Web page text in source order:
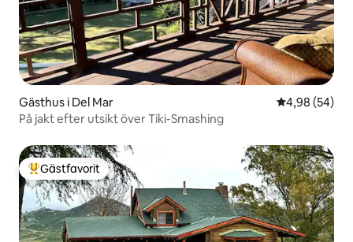
Gästhus i Del Mar 4,98 av 5 i
4,98 (54)
På jakt efter utsikt över Tiki-Smashing
Populär gästfavorit
Gästfavorit